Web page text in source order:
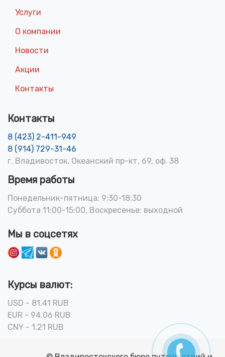
Услуги
О компании
Новости
Акции
Контакты
Контакты
8 (423) 2-411-949
8 (914) 729-31-46
г. Владивосток, Океанский пр-кт, 69, оф. 38
Время работы
Понедельник-пятница: 9:30-18:30
Суббота 11:00-15:00, Воскресенье: выходной
Мы в соцсетях
Курсы валют:
USD - 81.41 RUB
EUR - 94.06 RUB
CNY - 1.21 RUB